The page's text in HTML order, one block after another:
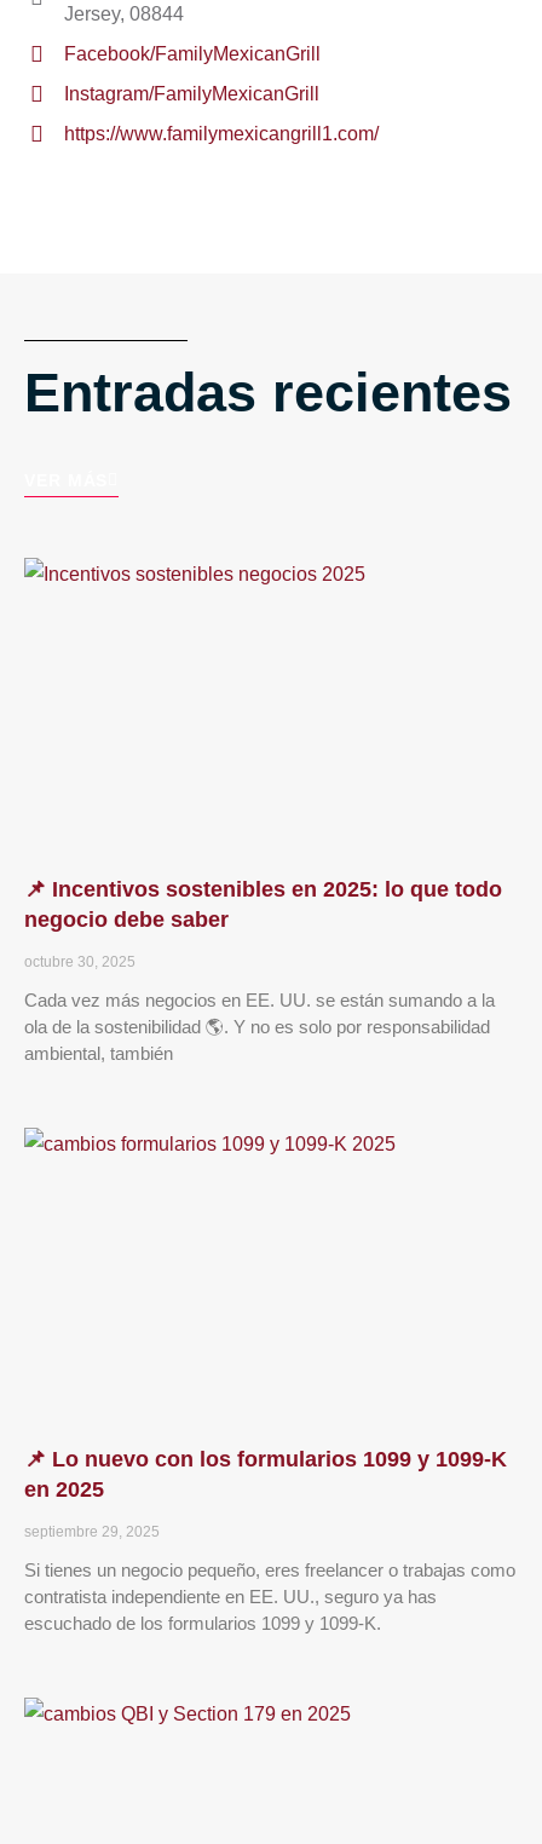
Jersey, 08844
Facebook/FamilyMexicanGrill
Instagram/FamilyMexicanGrill
https://www.familymexicangrill1.com/
Entradas recientes
📌 Incentivos sostenibles en 2025: lo que todo
negocio debe saber
octubre 30, 2025
Cada vez más negocios en EE. UU. se están sumando a la
ola de la sostenibilidad 🌎. Y no es solo por responsabilidad
ambiental, también
📌 Lo nuevo con los formularios 1099 y 1099-K
en 2025
septiembre 29, 2025
Si tienes un negocio pequeño, eres freelancer o trabajas como
contratista independiente en EE. UU., seguro ya has
escuchado de los formularios 1099 y 1099-K.